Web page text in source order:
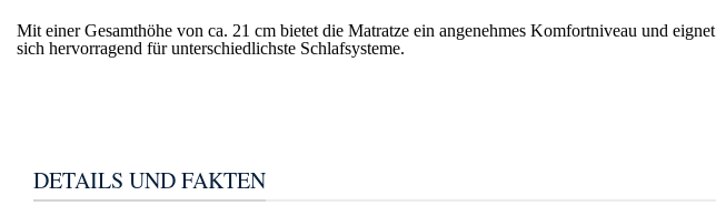
Mit einer Gesamthöhe von ca. 21 cm bietet die Matratze ein angenehmes Komfortniveau und eignet
sich hervorragend für unterschiedlichste Schlafsysteme.
DETAILS UND FAKTEN